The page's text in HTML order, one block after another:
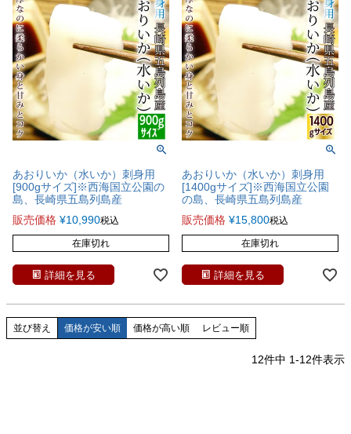
あおりいか（水いか）刺身用
[900gサイズ]※西海国立公園の
島、長崎県五島列島産
販売価格 ¥10,990税込
在庫切れ
詳細を見る
あおりいか（水いか）刺身用
[1400gサイズ]※西海国立公園
の島、長崎県五島列島産
販売価格 ¥15,800税込
在庫切れ
詳細を見る
並び替え 価格が安い順 価格が高い順 レビュー順
12件中 1-12件表示